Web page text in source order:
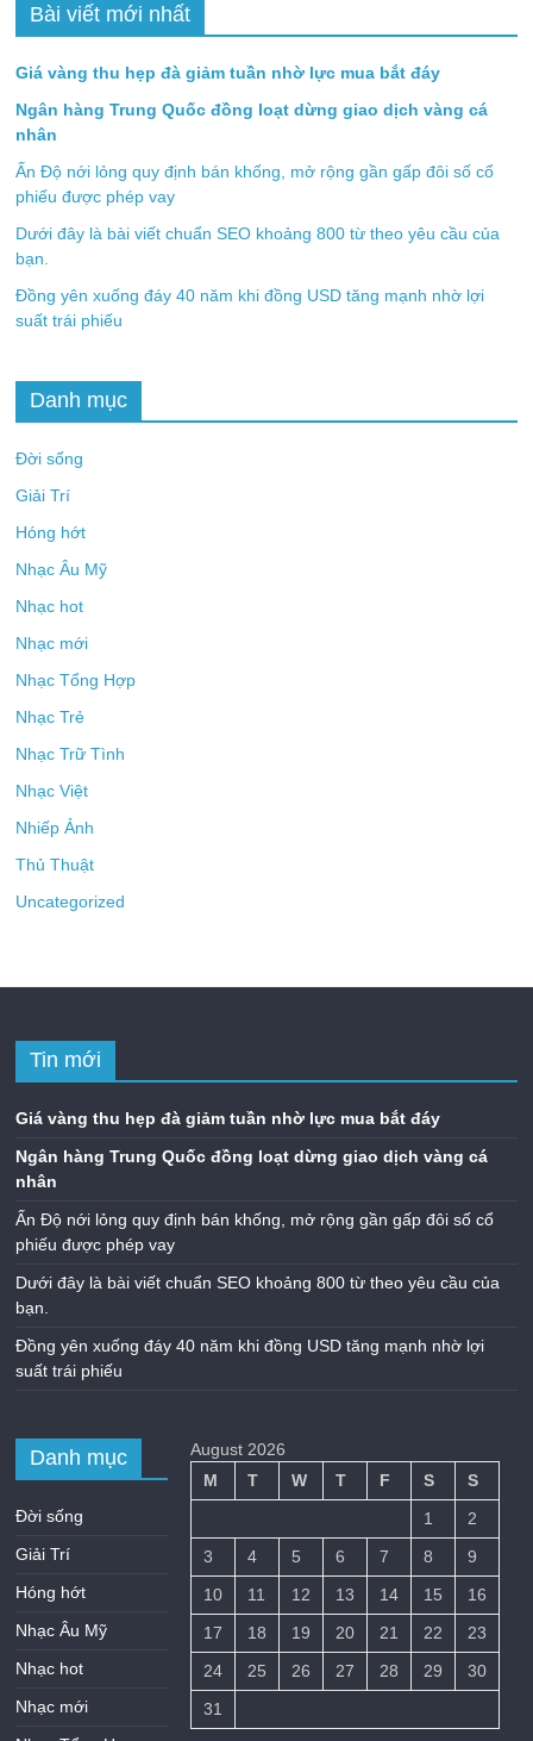
Bài viết mới nhất
Giá vàng thu hẹp đà giảm tuần nhờ lực mua bắt đáy
Ngân hàng Trung Quốc đồng loạt dừng giao dịch vàng cá
nhân
Ấn Độ nới lỏng quy định bán khống, mở rộng gần gấp đôi số cổ
phiếu được phép vay
Dưới đây là bài viết chuẩn SEO khoảng 800 từ theo yêu cầu của
bạn.
Đồng yên xuống đáy 40 năm khi đồng USD tăng mạnh nhờ lợi
suất trái phiếu
Danh mục
Đời sống
Giải Trí
Hóng hớt
Nhạc Âu Mỹ
Nhạc hot
Nhạc mới
Nhạc Tổng Hợp
Nhạc Trẻ
Nhạc Trữ Tình
Nhạc Việt
Nhiếp Ảnh
Thủ Thuật
Uncategorized
Tin mới
Giá vàng thu hẹp đà giảm tuần nhờ lực mua bắt đáy
Ngân hàng Trung Quốc đồng loạt dừng giao dịch vàng cá
nhân
Ấn Độ nới lỏng quy định bán khống, mở rộng gần gấp đôi số cổ
phiếu được phép vay
Dưới đây là bài viết chuẩn SEO khoảng 800 từ theo yêu cầu của
bạn.
Đồng yên xuống đáy 40 năm khi đồng USD tăng mạnh nhờ lợi
suất trái phiếu
Danh mục
Đời sống
Giải Trí
Hóng hớt
Nhạc Âu Mỹ
Nhạc hot
Nhạc mới
August 2026
M
T W T F S
S
1
2
3
4 5 6 7 8
9
10
11 12 13 14 15
16
17
18 19 20 21 22
23
24
25 26 27 28 29
30
31